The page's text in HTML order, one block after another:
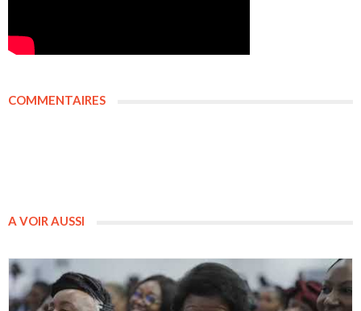
COMMENTAIRES
A VOIR AUSSI